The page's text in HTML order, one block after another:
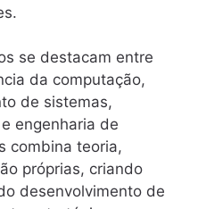
se destacam entre
da computação,
de sistemas,
engenharia de
combina teoria,
próprias, criando
desenvolvimento de